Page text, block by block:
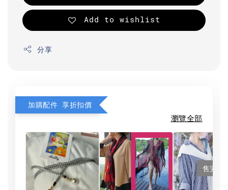
Add to wishlist
分享
加購配件 享折扣價
瀏覽全部
售完